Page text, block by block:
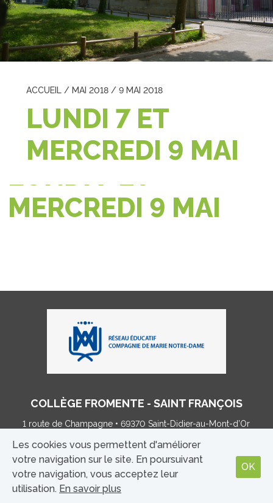
ACCUEIL / MAI 2018 /9 MAI 2018
LUNDI 7 ET
MERCREDI 9 MAI
MERCREDI 9 MAI
COLLÈGE FROMENTE - SAINT FRANÇOIS
1 route de Champagne • 69370 Saint-Didier-au-Mont-d’Or
MENTIONS LÉGALES | CONTACT
Les cookies vous permettent d'améliorer
votre navigation sur le site. En poursuivant
votre navigation, vous acceptez leur
utilisation. En savoir plus
OK